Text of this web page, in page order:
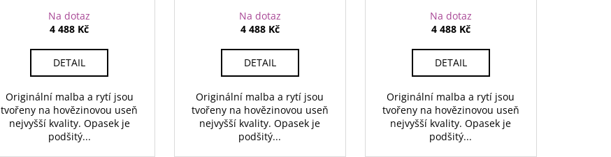
Na dotaz
4 488 Kč
DETAIL
Originální malba a rytí jsou
tvořeny na hovězinovou useň
nejvyšší kvality. Opasek je
podšitý...
Na dotaz
4 488 Kč
DETAIL
Originální malba a rytí jsou
tvořeny na hovězinovou useň
nejvyšší kvality. Opasek je
podšitý...
Na dotaz
4 488 Kč
DETAIL
Originální malba a rytí jsou
tvořeny na hovězinovou useň
nejvyšší kvality. Opasek je
podšitý...